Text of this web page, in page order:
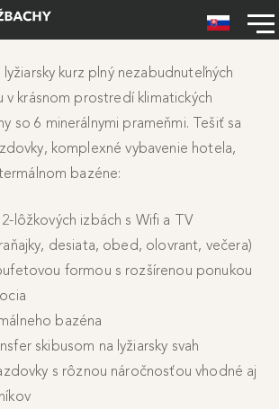
kurz plný nezabudnuteľných
v krásnom prostredí klimatických
so 6 minerálnymi prameňmi. Tešiť sa
komplexné vybavenie hotela,
bazéne:
lôžkových izbách s Wifi a TV
desiata, obed, olovrant, večera)
formou s rozšírenou ponukou
bazéna
skibusom na lyžiarsky svah
s rôznou náročnosťou vhodné aj